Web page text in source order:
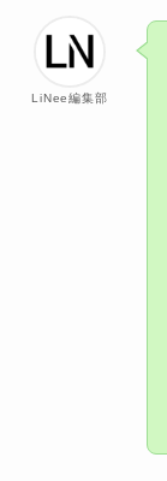
LiNee編集部